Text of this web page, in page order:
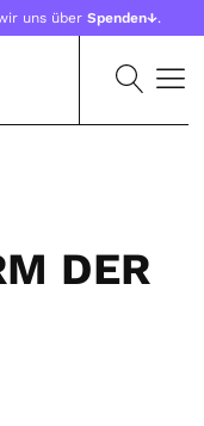
uns über Spenden↓.
DER